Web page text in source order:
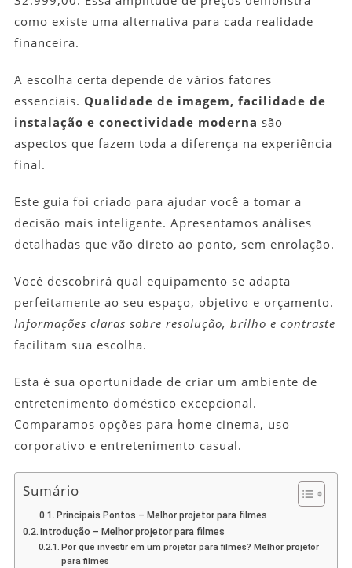
como existe uma alternativa para cada realidade
financeira.
A escolha certa depende de vários fatores
essenciais. Qualidade de imagem, facilidade de
instalação e conectividade moderna são
aspectos que fazem toda a diferença na experiência
final.
Este guia foi criado para ajudar você a tomar a
decisão mais inteligente. Apresentamos análises
detalhadas que vão direto ao ponto, sem enrolação.
Você descobrirá qual equipamento se adapta
perfeitamente ao seu espaço, objetivo e orçamento.
Informações claras sobre resolução, brilho e contraste
facilitam sua escolha.
Esta é sua oportunidade de criar um ambiente de
entretenimento doméstico excepcional.
Comparamos opções para home cinema, uso
corporativo e entretenimento casual.
Sumário
Principais Pontos – Melhor projetor para filmes
Introdução – Melhor projetor para filmes
Por que investir em um projetor para filmes? Melhor projetor
para filmes